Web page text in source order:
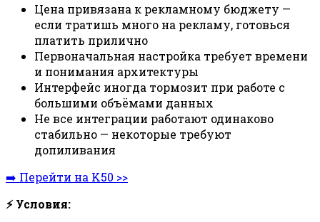
Цена привязана к рекламному бюджету —
если тратишь много на рекламу, готовься
платить прилично
Первоначальная настройка требует времени
и понимания архитектуры
Интерфейс иногда тормозит при работе с
большими объёмами данных
Не все интеграции работают одинаково
стабильно — некоторые требуют
допиливания
➡️ Перейти на K50 >>
⚡ Условия: